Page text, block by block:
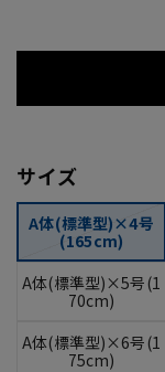
サイズ
A体(標準型)×4号
(165cm)
A体(標準型)×5号(1
70cm)
A体(標準型)×6号(1
75cm)